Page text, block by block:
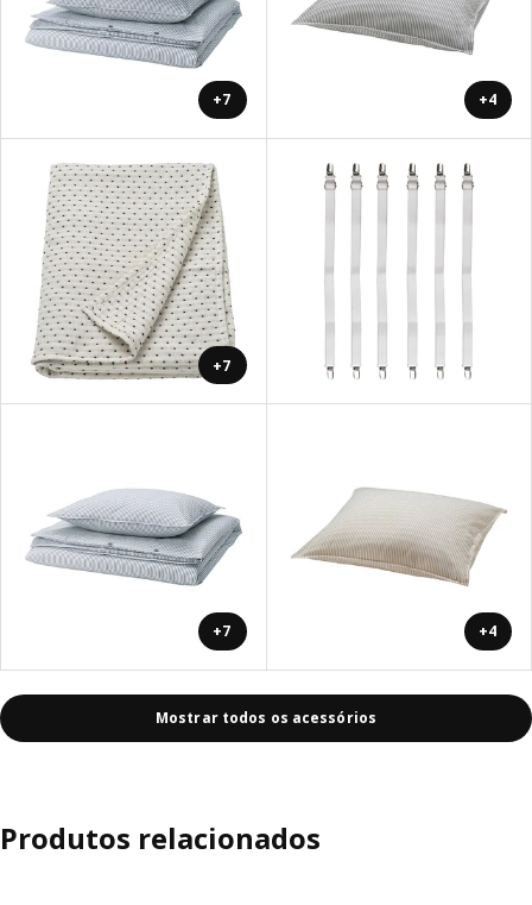
+7 +4
+7
+7 +4
Mostrar todos os acessórios
Produtos relacionados